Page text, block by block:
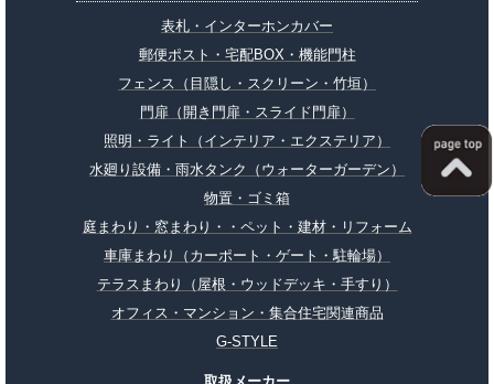
表札・インターホンカバー
郵便ポスト・宅配BOX・機能門柱
フェンス（目隠し・スクリーン・竹垣）
門扉（開き門扉・スライド門扉）
照明・ライト（インテリア・エクステリア）
水廻り設備・雨水タンク（ウォーターガーデン）
物置・ゴミ箱
庭まわり・窓まわり・・ペット・建材・リフォーム
車庫まわり（カーポート・ゲート・駐輪場）
テラスまわり（屋根・ウッドデッキ・手すり）
オフィス・マンション・集合住宅関連商品
G-STYLE